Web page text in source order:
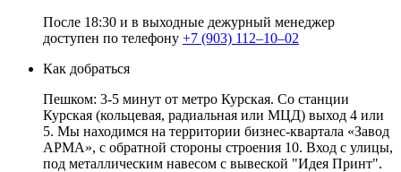
После 18:30 и в выходные дежурный менеджер
доступен по телефону +7 (903) 112–10–02
Как добраться
Пешком: 3-5 минут от метро Курская. Со станции
Курская (кольцевая, радиальная или МЦД) выход 4 или
5. Мы находимся на территории бизнес-квартала «Завод
АРМА», с обратной стороны строения 10. Вход с улицы,
под металлическим навесом с вывеской "Идея Принт".